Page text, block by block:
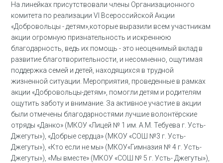
На линейках присутствовали члены Организационного
комитета по реализации VI Всероссийской Акции
«Добровольцы - детям»,которые выразили всем участникам
акции огромную признательность и искреннюю
благодарность, ведь их помощь - это неоценимый вклад в
развитие благотворительности, и несомненно, ощутимая
поддержка семей и детей, находящихся в трудной
жизненной ситуации. Мероприятия, проведенные в рамках
акции «Добровольцы-детям», помогли детям и родителям
ощутить заботу и внимание. За активное участие в акции
были отмечены благодарностями лучшие волонтёрские
отряды «Данко» (МКОУ «Лицей № 1 им. А.М. Тебуева г. Усть-
Джегуты»), «Добрые сердца» (МКОУ «СОШ №3 г. Усть-
Джегуты»), «Кто если не мы» (МКОУ«Гимназия № 4 г. Усть-
Джегуты»), «Мы вместе» (МКОУ «СОШ № 5 г. Усть- Джегуты»),